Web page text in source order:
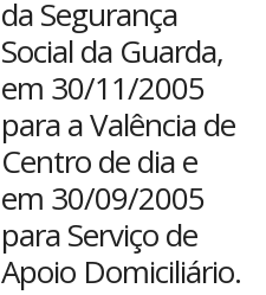
da Segurança
Social da Guarda,
em 30/11/2005
para a Valência de
Centro de dia e
em 30/09/2005
para Serviço de
Apoio Domiciliário.